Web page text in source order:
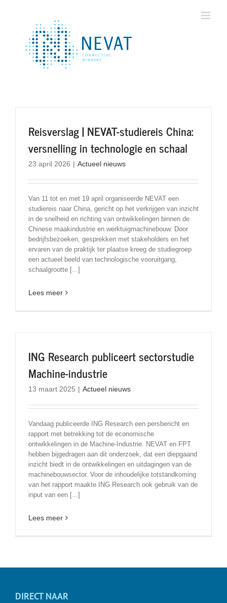
Reisverslag | NEVAT-studiereis China:
versnelling in technologie en schaal
23 april 2026 | Actueel nieuws
Van 11 tot en met 19 april organiseerde NEVAT een
studiereis naar China, gericht op het verkrijgen van inzicht
in de snelheid en richting van ontwikkelingen binnen de
Chinese maakindustrie en werktuigmachinebouw. Door
bedrijfsbezoeken, gesprekken met stakeholders en het
ervaren van de praktijk ter plaatse kreeg de studiegroep
een actueel beeld van technologische vooruitgang,
schaalgrootte [...]
Lees meer
ING Research publiceert sectorstudie
Machine-industrie
13 maart 2025 | Actueel nieuws
Vandaag publiceerde ING Research een persbericht en
rapport met betrekking tot de economische
ontwikkelingen in de Machine-Industrie. NEVAT en FPT
hebben bijgedragen aan dit onderzoek, dat een diepgaand
inzicht biedt in de ontwikkelingen en uitdagingen van de
machinebouwsector. Voor de inhoudelijke totstandkoming
van het rapport maakte ING Research ook gebruik van de
input van een [...]
Lees meer
DIRECT NAAR